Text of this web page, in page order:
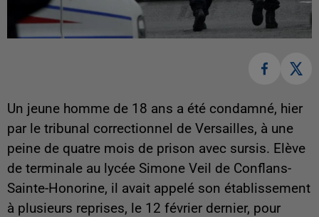
Un jeune homme de 18 ans a été condamné, hier
par le tribunal correctionnel de Versailles, à une
peine de quatre mois de prison avec sursis. Elève
de terminale au lycée Simone Veil de Conflans-
Sainte-Honorine, il avait appelé son établissement
à plusieurs reprises, le 12 février dernier, pour